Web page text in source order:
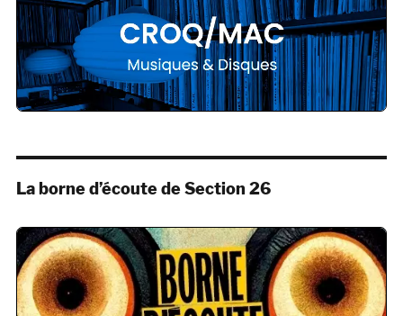
La borne d’écoute de Section 26